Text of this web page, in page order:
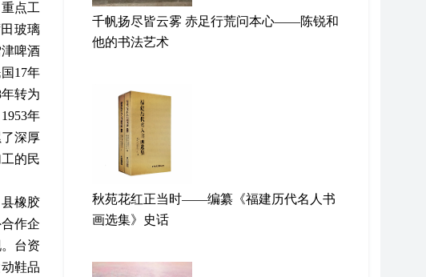
点工
玻璃
啤酒
17年
转为
年
深厚
的民
橡胶
作企
台资
鞋品
千帆扬尽皆云雾 赤足行荒问本心——陈锐和
他的书法艺术
秋苑花红正当时——编纂《福建历代名人书
画选集》史话